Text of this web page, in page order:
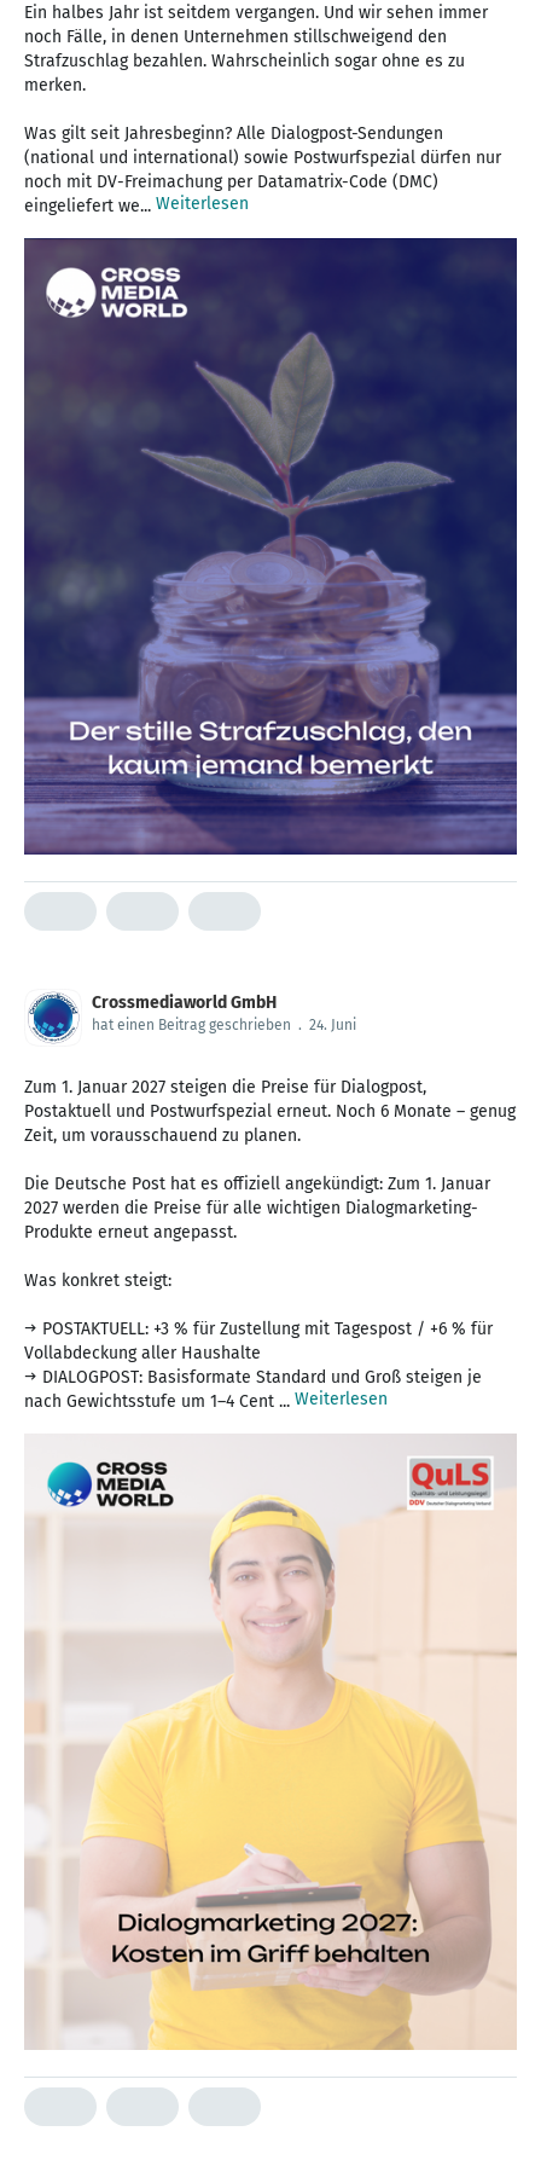
Ein halbes Jahr ist seitdem vergangen. Und wir sehen immer
noch Fälle, in denen Unternehmen stillschweigend den
Strafzuschlag bezahlen. Wahrscheinlich sogar ohne es zu
merken.
Was gilt seit Jahresbeginn? Alle Dialogpost-Sendungen
(national und international) sowie Postwurfspezial dürfen nur
noch mit DV-Freimachung per Datamatrix-Code (DMC)
eingeliefert we... Weiterlesen
Crossmediaworld GmbH
hat einen Beitrag geschrieben . 24. Juni
Zum 1. Januar 2027 steigen die Preise für Dialogpost,
Postaktuell und Postwurfspezial erneut. Noch 6 Monate – genug
Zeit, um vorausschauend zu planen.
Die Deutsche Post hat es offiziell angekündigt: Zum 1. Januar
2027 werden die Preise für alle wichtigen Dialogmarketing-
Produkte erneut angepasst.
Was konkret steigt:
→ POSTAKTUELL: +3 % für Zustellung mit Tagespost / +6 % für
Vollabdeckung aller Haushalte
→ DIALOGPOST: Basisformate Standard und Groß steigen je
nach Gewichtsstufe um 1–4 Cent ... Weiterlesen